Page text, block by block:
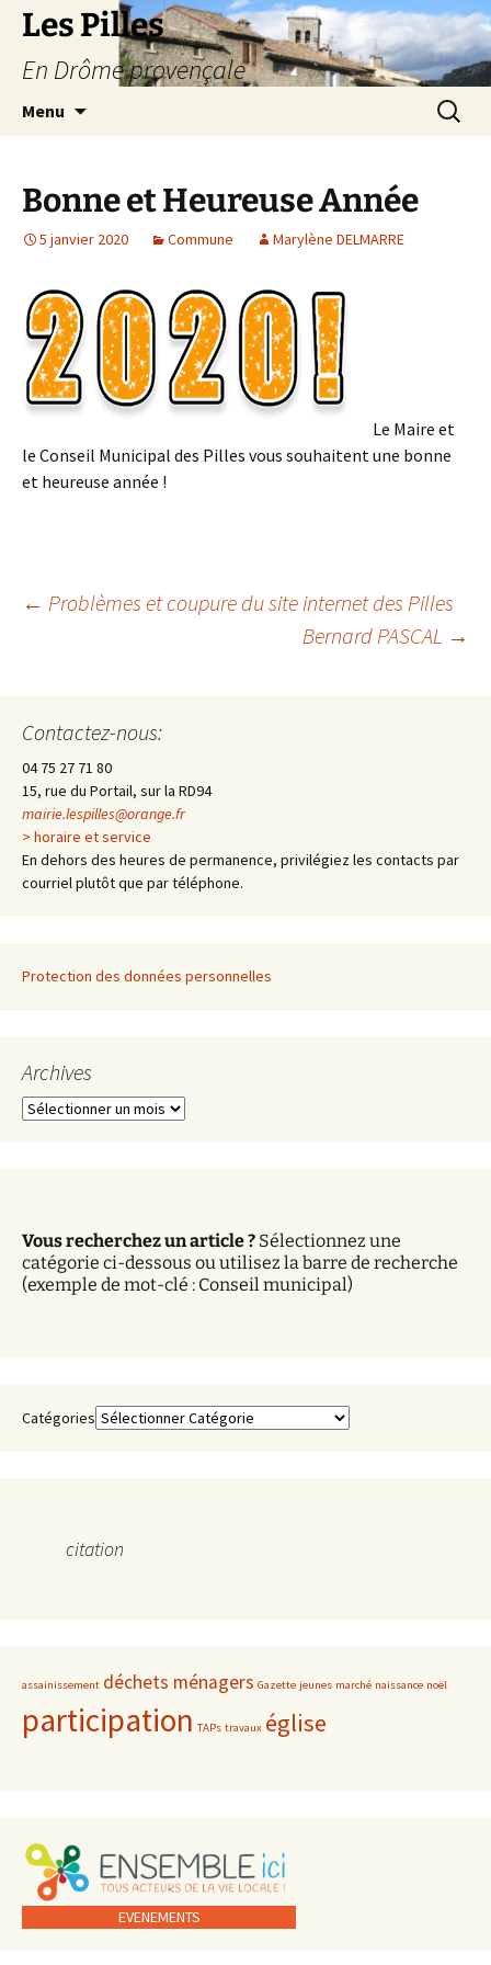
Les Pilles
En Drôme provençale
Menu
Bonne et Heureuse Année
5 janvier 2020 Commune Marylène DELMARRE
Le Maire et
le Conseil Municipal des Pilles vous souhaitent une bonne
et heureuse année !
des
articles
← Problèmes et coupure du site internet des Pilles
Bernard PASCAL →
Contactez-nous:
04 75 27 71 80
15, rue du Portail, sur la RD94
mairie.lespilles@orange.fr
> horaire et service
En dehors des heures de permanence, privilégiez les contacts par
courriel plutôt que par téléphone.
Protection des données personnelles
Archives
A
e
s
Vous recherchez un article ? Sélectionnez une
catégorie ci-dessous ou utilisez la barre de recherche
(exemple de mot-clé : Conseil municipal)
Catégories
citation
assainissement déchets ménagers Gazette jeunes marché naissance noël
participation TAPs travaux église
EVENEMENTS